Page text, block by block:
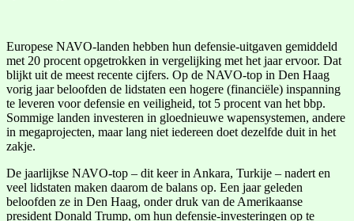
Europese NAVO-landen hebben hun defensie-uitgaven gemiddeld
met 20 procent opgetrokken in vergelijking met het jaar ervoor. Dat
blijkt uit de meest recente cijfers. Op de NAVO-top in Den Haag
vorig jaar beloofden de lidstaten een hogere (financiële) inspanning
te leveren voor defensie en veiligheid, tot 5 procent van het bbp.
Sommige landen investeren in gloednieuwe wapensystemen, andere
in megaprojecten, maar lang niet iedereen doet dezelfde duit in het
zakje.
De jaarlijkse NAVO-top – dit keer in Ankara, Turkije – nadert en
veel lidstaten maken daarom de balans op. Een jaar geleden
beloofden ze in Den Haag, onder druk van de Amerikaanse
president Donald Trump, om hun defensie-investeringen op te